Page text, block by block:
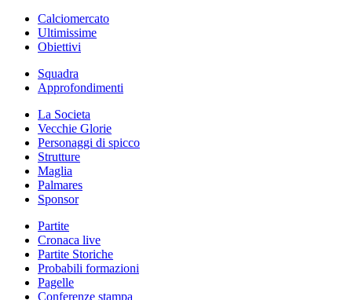
Calciomercato
Ultimissime
Obiettivi
Squadra
Approfondimenti
La Societa
Vecchie Glorie
Personaggi di spicco
Strutture
Maglia
Palmares
Sponsor
Partite
Cronaca live
Partite Storiche
Probabili formazioni
Pagelle
Conferenze stampa